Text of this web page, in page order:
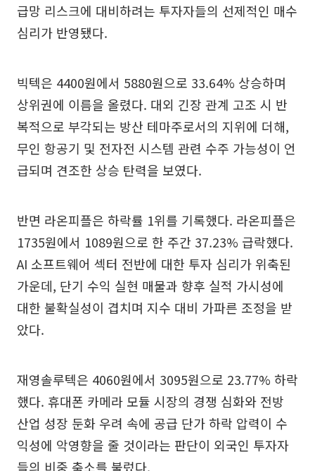
급망 리스크에 대비하려는 투자자들의 선제적인 매수
심리가 반영됐다.
빅텍은 4400원에서 5880원으로 33.64% 상승하며
상위권에 이름을 올렸다. 대외 긴장 관계 고조 시 반
복적으로 부각되는 방산 테마주로서의 지위에 더해,
무인 항공기 및 전자전 시스템 관련 수주 가능성이 언
급되며 견조한 상승 탄력을 보였다.
반면 라온피플은 하락률 1위를 기록했다. 라온피플은
1735원에서 1089원으로 한 주간 37.23% 급락했다.
AI 소프트웨어 섹터 전반에 대한 투자 심리가 위축된
가운데, 단기 수익 실현 매물과 향후 실적 가시성에
대한 불확실성이 겹치며 지수 대비 가파른 조정을 받
았다.
재영솔루텍은 4060원에서 3095원으로 23.77% 하락
했다. 휴대폰 카메라 모듈 시장의 경쟁 심화와 전방
산업 성장 둔화 우려 속에 공급 단가 하락 압력이 수
익성에 악영향을 줄 것이라는 판단이 외국인 투자자
들의 비중 축소를 불렀다.